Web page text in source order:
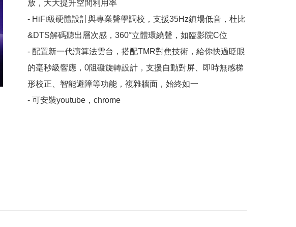
放，大大提升空間利用率
- HiFi級硬體設計與專業聲學調校，支援35Hz鎮場低音，杜比
&DTS解碼聽出層次感，360°立體環繞聲，如臨影院C位
- 配置新一代演算法雲台，搭配TMR對焦技術，給你快過眨眼
的毫秒級響應，0阻礙旋轉設計，支援自動對屏、即時無感梯
形校正、智能避障等功能，複雜牆面，始終如一